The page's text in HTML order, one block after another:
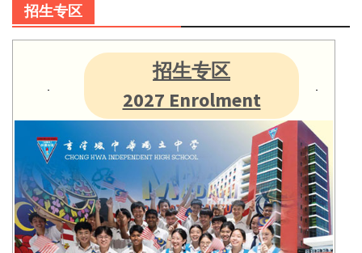
招生专区
招生专区
2027 Enrolment